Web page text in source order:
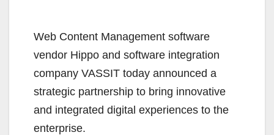
Web Content Management software
vendor Hippo and software integration
company VASSIT today announced a
strategic partnership to bring innovative
and integrated digital experiences to the
enterprise.